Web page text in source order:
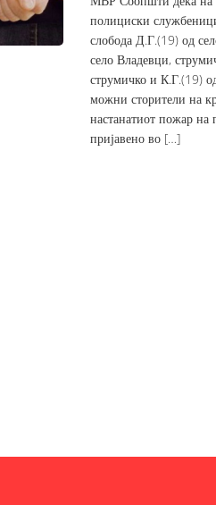
полициски
слобода Д.Г.(19) од
село Владевци,
струмичко и К.Г.(19)
можни сторители на
настанатиот пожар на
пријавено во […]